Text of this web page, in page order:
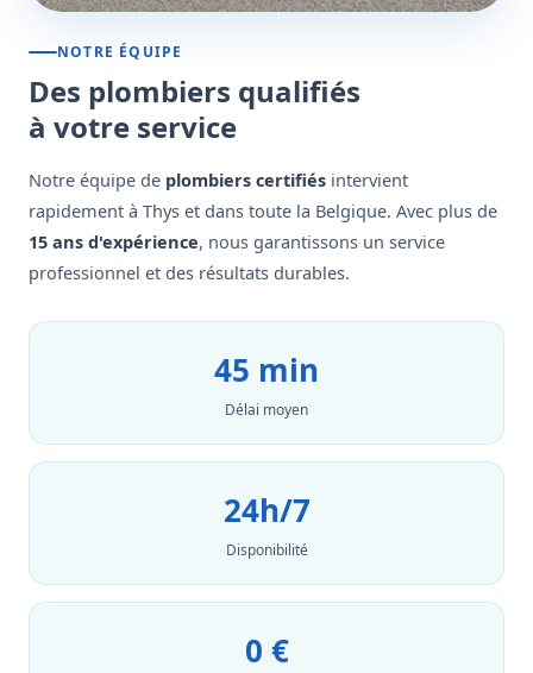
NOTRE ÉQUIPE
Des plombiers qualifiés
à votre service
Notre équipe de plombiers certifiés intervient
rapidement à Thys et dans toute la Belgique. Avec plus de
15 ans d'expérience, nous garantissons un service
professionnel et des résultats durables.
45 min
Délai moyen
24h/7
Disponibilité
0 €